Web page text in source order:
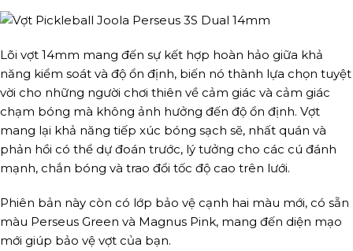
Lõi vợt 14mm mang đến sự kết hợp hoàn hảo giữa khả
năng kiểm soát và độ ổn định, biến nó thành lựa chọn tuyệt
vời cho những người chơi thiên về cảm giác và cảm giác
chạm bóng mà không ảnh hưởng đến độ ổn định. Vợt
mang lại khả năng tiếp xúc bóng sạch sẽ, nhất quán và
phản hồi có thể dự đoán trước, lý tưởng cho các cú đánh
mạnh, chắn bóng và trao đổi tốc độ cao trên lưới.
Phiên bản này còn có lớp bảo vệ cạnh hai màu mới, có sẵn
màu Perseus Green và Magnus Pink, mang đến diện mạo
mới giúp bảo vệ vợt của bạn.